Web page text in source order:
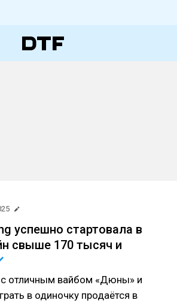
успешно стартовала в
свыше 170 тысяч и
отличным вайбом «Дюны» и
в одиночку продаётся в